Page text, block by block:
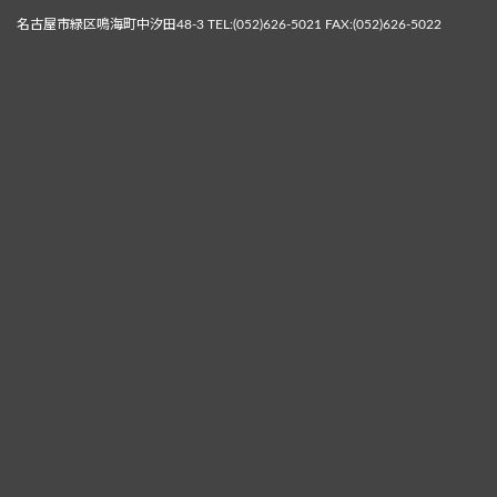
名古屋市緑区鳴海町中汐田48-3 TEL:(052)626-5021 FAX:(052)626-5022